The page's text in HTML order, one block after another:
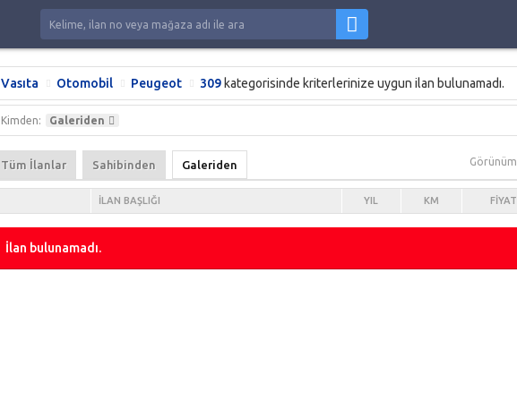
Vasıta Otomobil Peugeot 309 kategorisinde kriterlerinize uygun ilan bulunamadı.
Kimden: Galeriden
Tüm İlanlar Sahibinden Galeriden Görünüm
İLAN BAŞLIĞI YIL KM FIYAT
İlan bulunamadı.